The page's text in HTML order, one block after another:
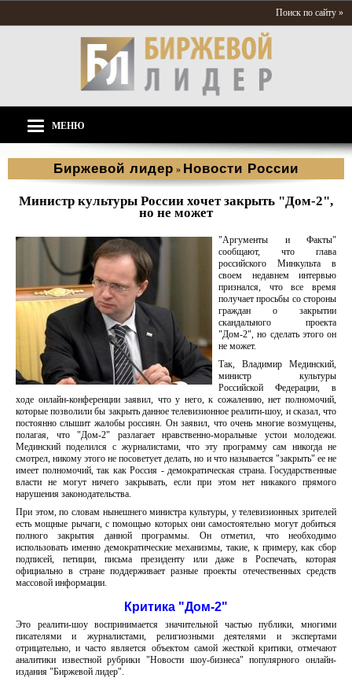
Поиск по сайту »
МЕНЮ
Биржевой лидер » Новости России
Министр культуры России хочет закрыть "Дом-2",
но не может
"Аргументы и Факты"
сообщают, что глава
российского Минкульта в
своем недавнем интервью
признался, что все время
получает просьбы со стороны
граждан о закрытии
скандального проекта
"Дом-2", но сделать этого он
не может.
Так, Владимир Мединский,
министр культуры
Российской Федерации, в
ходе онлайн-конференции заявил, что у него, к сожалению, нет полномочий,
которые позволили бы закрыть данное телевизионное реалити-шоу, и сказал, что
постоянно слышит жалобы россиян. Он заявил, что очень многие возмущены,
полагая, что "Дом-2" разлагает нравственно-моральные устои молодежи.
Мединский поделился с журналистами, что эту программу сам никогда не
смотрел, никому этого не посоветует делать, но и что называется "закрыть" ее не
имеет полномочий, так как Россия - демократическая страна. Государственные
власти не могут ничего закрывать, если при этом нет никакого прямого
нарушения законодательства.
При этом, по словам нынешнего министра культуры, у телевизионных зрителей
есть мощные рычаги, с помощью которых они самостоятельно могут добиться
полного закрытия данной программы. Он отметил, что необходимо
использовать именно демократические механизмы, такие, к примеру, как сбор
подписей, петиции, письма президенту или даже в Роспечать, которая
официально в стране поддерживает разные проекты отечественных средств
массовой информации.
Критика "Дом-2"
Это реалити-шоу воспринимается значительной частью публики, многими
писателями и журналистами, религиозными деятелями и экспертами
отрицательно, и часто является объектом самой жесткой критики, отмечают
аналитики известной рубрики "Новости шоу-бизнеса" популярного онлайн-
издания "Биржевой лидер".